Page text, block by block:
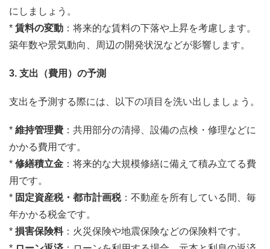
にしましょう。
* 賃料の変動 ：将来的な賃料の下落や上昇を考慮します。
築年数や景気動向、周辺の開発状況などが影響します。
3. 支出（費用）の予測
支出を予測する際には、以下の項目を洗い出しましょう。
* 維持管理費 ：共用部分の清掃、設備の点検・修理などに
かかる費用です。
* 修繕積立金 ：将来的な大規模修繕に備えて積み立てる費
用です。
* 固定資産税・都市計画税：不動産を所有している間、毎
年かかる税金です。
* 損害保険料：火災保険や地震保険などの保険料です。